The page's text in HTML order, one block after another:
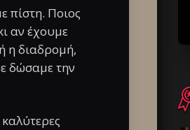
πίστη. Ποιος
αν έχουμε
η διαδρομή,
δώσαμε την